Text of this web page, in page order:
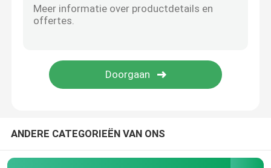
De elektrische Batterij van het Boorlithium
De Module van de lithiumbatterij
ANDERE CATEGORIEËN VAN ONS